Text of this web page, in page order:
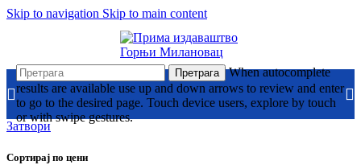
Skip to navigation Skip to main content
Претрага
When autocomplete
results are available use up and down arrows to review and enter
to go to the desired page. Touch device users, explore by touch
or with swipe gestures.
Затвори
Сортирај по цени